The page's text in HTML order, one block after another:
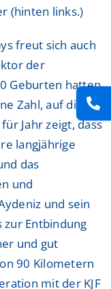
(hinten links.)
freut sich auch
der
Geburten hatten
Zahl, auf die wir
Jahr zeigt, dass
langjährige
das
und
und sein
zur Entbindung
und gut
90 Kilometern
mit der KJF